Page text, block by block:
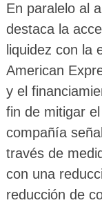
En paralelo al
destaca la
liquidez con la
American
y el
fin de mitigar
compañía
través de
con una
reducción de